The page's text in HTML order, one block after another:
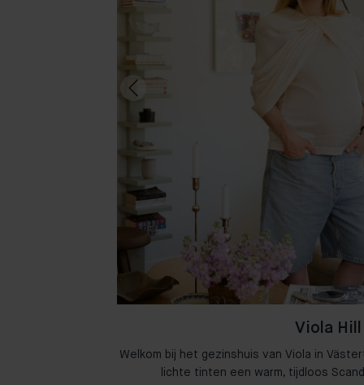
Viola Hill
Welkom bij het gezinshuis van Viola in
lichte tinten een warm, tijdloos